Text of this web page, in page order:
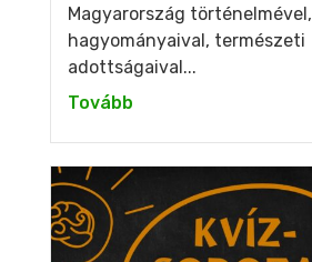
Magyarország történelmével,
hagyományaival, természeti
adottságaival...
Tovább